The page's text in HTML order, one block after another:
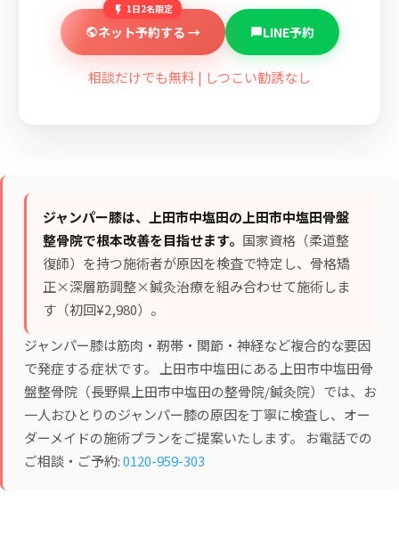
1日2名限定
ネット予約する → LINE予約
相談だけでも無料 | しつこい勧誘なし
ジャンパー膝は、上田市中塩田の上田市中塩田骨盤
整骨院で根本改善を目指せます。 国家資格（柔道整
復師）を持つ施術者が原因を検査で特定し、 骨格矯
正×深層筋調整×鍼灸治療を組み合わせて施術しま
す（初回¥2,980）。
ジャンパー膝は筋肉・靭帯・関節・神経など複合的な要因
で発症する症状です。 上田市中塩田にある上田市中塩田骨
盤整骨院（長野県上田市中塩田の整骨院/鍼灸院）では、お
一人おひとりのジャンパー膝の原因を丁寧に検査し、オー
ダーメイドの施術プランをご提案いたします。 お電話での
ご相談・ご予約:0120-959-303